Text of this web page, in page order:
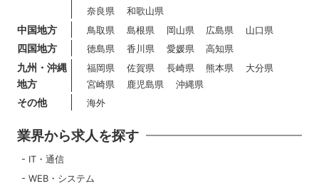
奈良県
和歌山県
中国地方 鳥取県 島根県 岡山県 広島県 山口県
四国地方 徳島県 香川県 愛媛県 高知県
九州・沖縄
地方
福岡県 佐賀県 長崎県 熊本県
大分県
宮崎県
鹿児島県 沖縄県
その他 海外
業界から求人を探す
IT・通信
WEB・システム